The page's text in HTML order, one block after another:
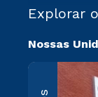
Explorar
Nossas